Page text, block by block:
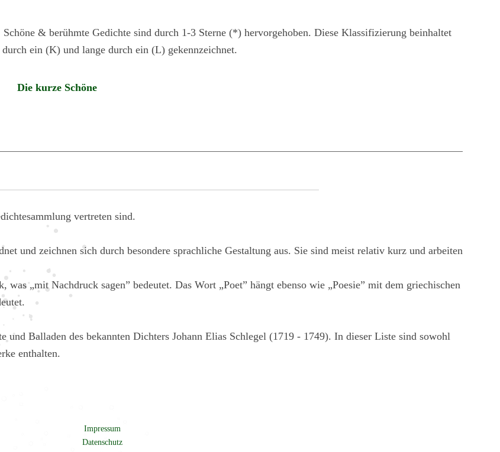
Schöne & berühmte Gedichte sind durch 1-3 Sterne (*) hervorgehoben. Diese Klassifizierung beinhaltet
ein (K) und lange durch ein (L) gekennzeichnet.
Die kurze Schöne
vertreten sind.
und zeichnen sich durch besondere sprachliche Gestaltung aus. Sie sind meist relativ kurz und arbeiten
„mit Nachdruck sagen” bedeutet. Das Wort „Poet” hängt ebenso wie „Poesie” mit dem griechischen
und Balladen des bekannten Dichters Johann Elias Schlegel (1719 - 1749). In dieser Liste sind sowohl
enthalten.
Impressum
Datenschutz